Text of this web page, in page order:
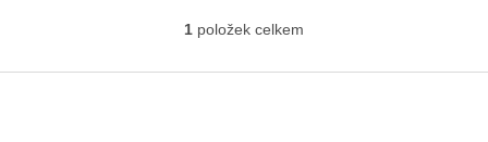
O
l
1 položek celkem